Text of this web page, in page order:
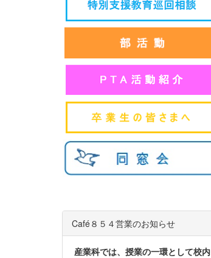
Café８５４営業のお知らせ
産業科では、授業の一環として校内